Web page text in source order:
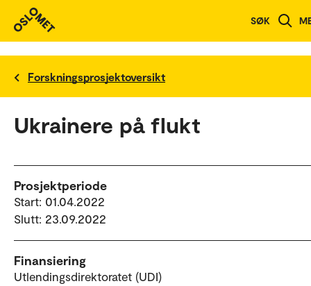
SØK
Forskningsprosjektoversikt
Ukrainere på flukt
Prosjektperiode
Start: 01.04.2022
Slutt: 23.09.2022
Finansiering
Utlendingsdirektoratet (UDI)